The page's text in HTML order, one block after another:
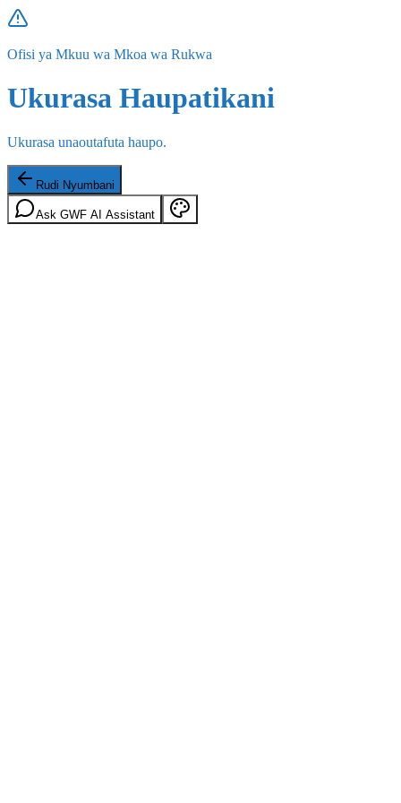
Ofisi ya Mkuu wa Mkoa wa Rukwa
Ukurasa Haupatikani
Ukurasa unaoutafuta haupo.
Rudi Nyumbani
Ask GWF AI Assistant